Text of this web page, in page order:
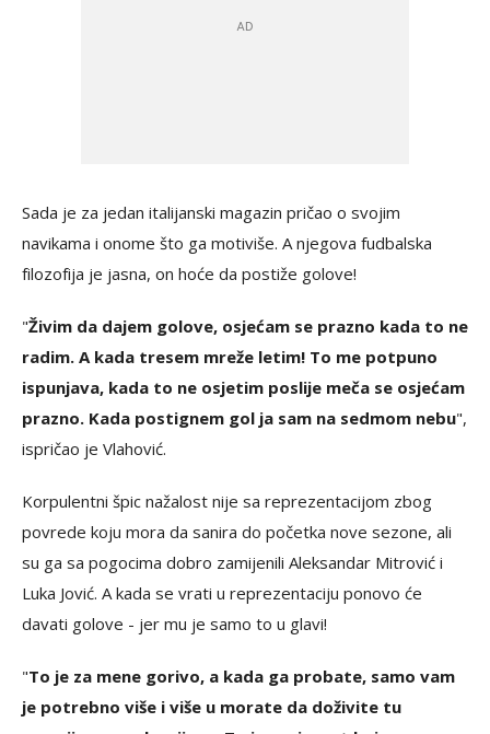
Sada je za jedan italijanski magazin pričao o svojim
navikama i onome što ga motiviše. A njegova fudbalska
filozofija je jasna, on hoće da postiže golove!
"Živim da dajem golove, osjećam se prazno kada to ne
radim. A kada tresem mreže letim! To me potpuno
ispunjava, kada to ne osjetim poslije meča se osjećam
prazno. Kada postignem gol ja sam na sedmom nebu",
ispričao je Vlahović.
Korpulentni špic nažalost nije sa reprezentacijom zbog
povrede koju mora da sanira do početka nove sezone, ali
su ga sa pogocima dobro zamijenili Aleksandar Mitrović i
Luka Jović. A kada se vrati u reprezentaciju ponovo će
davati golove - jer mu je samo to u glavi!
"To je za mene gorivo, a kada ga probate, samo vam
je potrebno više i više u morate da doživite tu